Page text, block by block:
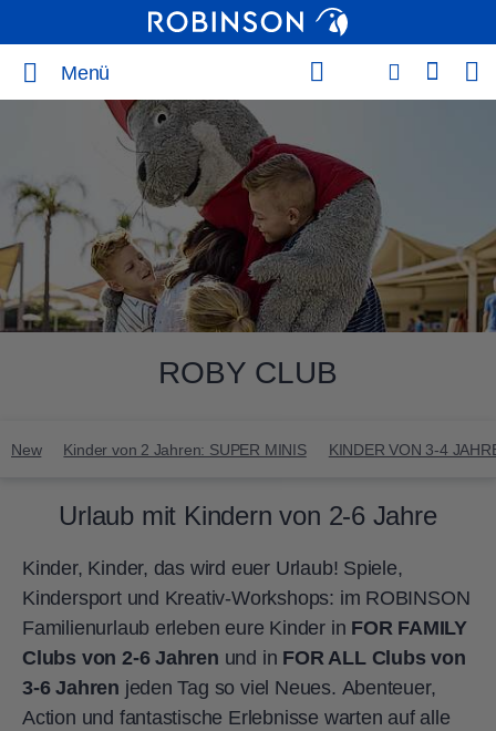
Menü
ROBY CLUB
New Kinder von 2 Jahren: SUPER MINIS KINDER VON 3-4
Urlaub mit Kindern von 2-6 Jahre
Kinder, Kinder, das wird euer Urlaub! Spiele,
Kindersport und Kreativ-Workshops: im ROBINSON
Familienurlaub erleben eure Kinder in FOR FAMILY
Clubs von 2-6 Jahren und in FOR ALL Clubs von
3-6 Jahren jeden Tag so viel Neues. Abenteuer,
Action und fantastische Erlebnisse warten auf alle